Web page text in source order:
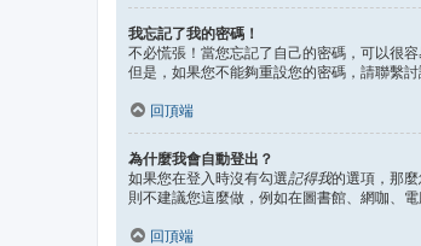
我忘記了我的密碼！
不必慌張！當您忘記了自己的密碼，可以很
但是，如果您不能夠重設您的密碼，請聯繫討
回頂端
為什麼我會自動登出？
如果您在登入時沒有勾選記得我的選項，那
則不建議您這麼做，例如在圖書館、網咖、
回頂端